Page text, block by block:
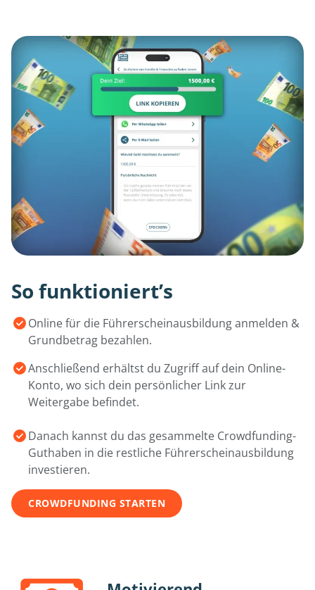
So funktioniert’s
Online für die Führerscheinausbildung anmelden &
Grundbetrag bezahlen.
Anschließend erhältst du Zugriff auf dein Online-
Konto, wo sich dein persönlicher Link zur
Weitergabe befindet.
Danach kannst du das gesammelte Crowdfunding-
Guthaben in die restliche Führerscheinausbildung
investieren.
CROWDFUNDING STARTEN